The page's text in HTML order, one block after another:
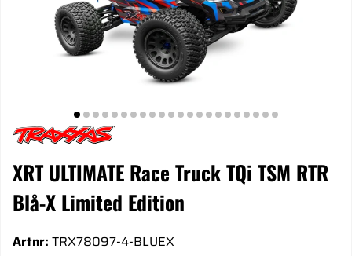
XRT ULTIMATE Race Truck TQi TSM RTR
Blå-X Limited Edition
Artnr: TRX78097-4-BLUEX